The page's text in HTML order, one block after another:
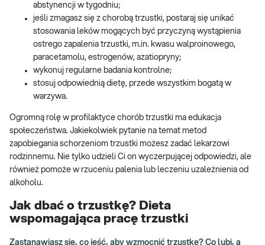
abstynencji w tygodniu;
jeśli zmagasz się z chorobą trzustki, postaraj się unikać
stosowania leków mogących być przyczyną wystąpienia
ostrego zapalenia trzustki, m.in. kwasu walproinowego,
paracetamolu, estrogenów, azatiopryny;
wykonuj regularne badania kontrolne;
stosuj odpowiednią dietę, przede wszystkim bogatą w
warzywa.
Ogromną rolę w profilaktyce chorób trzustki ma edukacja
społeczeństwa. Jakiekolwiek pytanie na temat metod
zapobiegania schorzeniom trzustki możesz zadać lekarzowi
rodzinnemu. Nie tylko udzieli Ci on wyczerpującej odpowiedzi, ale
również pomoże w rzuceniu palenia lub leczeniu uzależnienia od
alkoholu.
Jak dbać o trzustkę? Dieta
wspomagająca pracę trzustki
Zastanawiasz się, co jeść, aby wzmocnić trzustkę? Co lubi, a